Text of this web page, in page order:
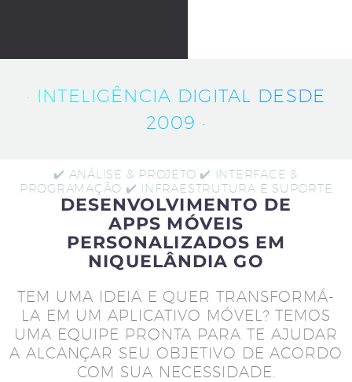
· INTELIGÊNCIA DIGITAL DESDE
2009 ·
✔️ ANÁLISE & PROJETO ✔️ INTERFACE &
PROGRAMAÇÃO ✔️ INFRAESTRUTURA E SUPORTE
DESENVOLVIMENTO DE
APPS MÓVEIS
PERSONALIZADOS EM
NIQUELÂNDIA GO
TEM UMA IDEIA E QUER TRANSFORMÁ-
LA EM UM APLICATIVO MÓVEL? TEMOS
UMA EQUIPE PRONTA PARA TE AJUDAR
A ALCANÇAR SEU OBJETIVO DE ACORDO
COM SUA NECESSIDADE.